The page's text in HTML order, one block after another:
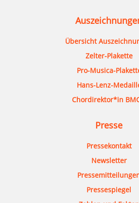
Übersicht
Zelter-Plakette
Pro-Musica-
Hans-Lenz-
Chordirektor*in
Presse
Pressekontakt
Newsletter
Pressespiegel